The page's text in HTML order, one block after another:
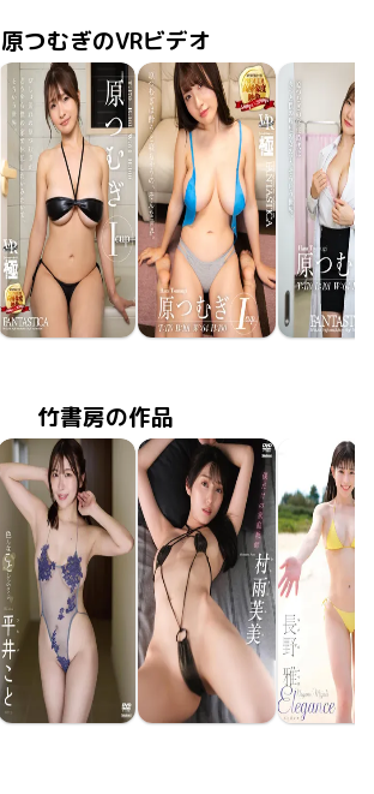
原つむぎのVRビデオ
原つむぎ
原つむぎ
原つむ
竹書房の作品
平井こと
村雨芙美
長野雅